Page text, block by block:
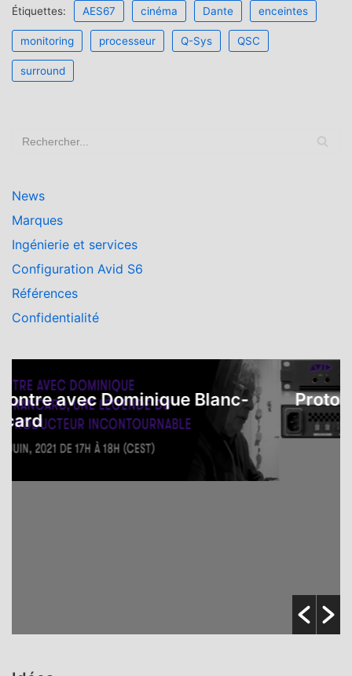
Étiquettes: AES67 cinéma Dante enceintes
monitoring processeur Q-Sys QSC
surround
News
Marques
Ingénierie et services
Configuration Avid S6
Références
Confidentialité
avec Dominique Blanc-
Protools |